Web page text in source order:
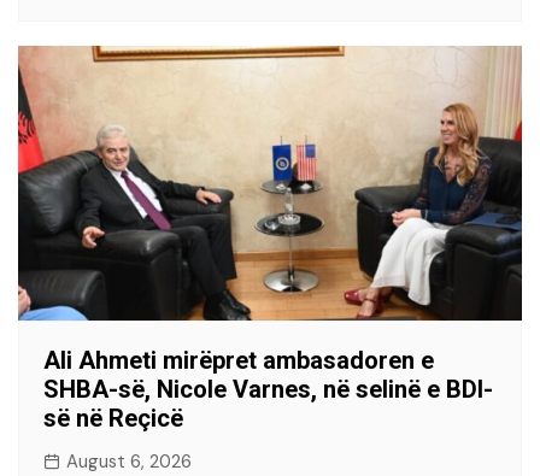
Ali Ahmeti mirëpret ambasadoren e
SHBA-së, Nicole Varnes, në selinë e BDI-
së në Reçicë
August 6, 2026